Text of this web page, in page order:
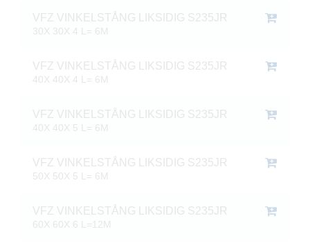
VFZ VINKELSTÅNG LIKSIDIG S235JR
30X 30X 4 L= 6M
VFZ VINKELSTÅNG LIKSIDIG S235JR
40X 40X 4 L= 6M
VFZ VINKELSTÅNG LIKSIDIG S235JR
40X 40X 5 L= 6M
VFZ VINKELSTÅNG LIKSIDIG S235JR
50X 50X 5 L= 6M
VFZ VINKELSTÅNG LIKSIDIG S235JR
60X 60X 6 L=12M